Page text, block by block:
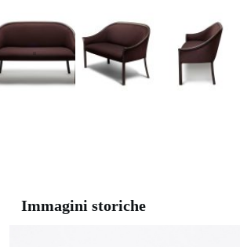
Immagini storiche